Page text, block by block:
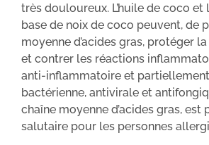
très douloureux. L’huile de coco et
base de noix de coco peuvent, de
moyenne d’acides gras, protéger
et contrer les réactions
anti-inflammatoire et
bactérienne, antivirale et
chaîne moyenne d’acides gras,
salutaire pour les personnes